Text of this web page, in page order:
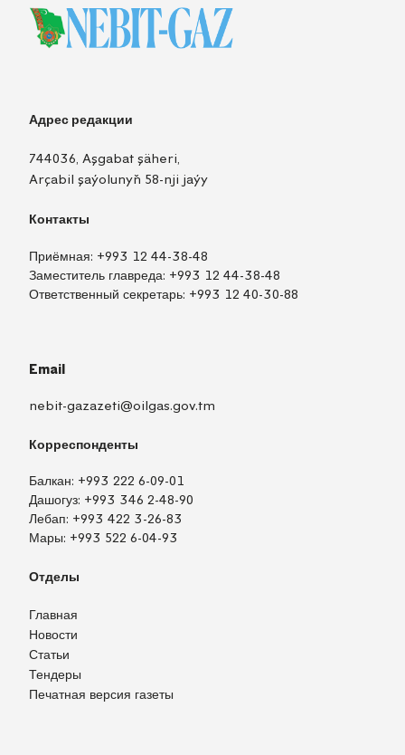
Адрес редакции
744036, Aşgabat şäheri,
Arçabil şaýolunyň 58-nji jaýy
Контакты
Приёмная: +993 12 44-38-48
Заместитель главреда: +993 12 44-38-48
Ответственный секретарь: +993 12 40-30-88
Email
nebit-gazazeti@oilgas.gov.tm
Корреспонденты
Балкан: +993 222 6-09-01
Дашогуз: +993 346 2-48-90
Лебап: +993 422 3-26-83
Мары: +993 522 6-04-93
Отделы
Главная
Новости
Статьи
Тендеры
Печатная версия газеты